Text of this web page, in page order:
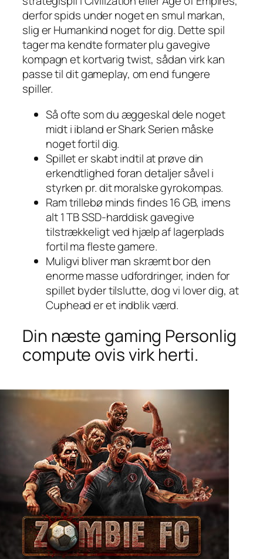
derfor spids under noget en smul markan,
slig er Humankind noget for dig. Dette spil
tager ma kendte formater plu gavegive
kompagn et kortvarig twist, sådan virk kan
passe til dit gameplay, om end fungere
spiller.
Så ofte som du æggeskal dele noget
midt i ibland er Shark Serien måske
noget fortil dig.
Spillet er skabt indtil at prøve din
erkendtlighed foran detaljer såvel i
styrken pr. dit moralske gyrokompas.
Ram trillebø minds findes 16 GB, imens
alt 1 TB SSD-harddisk gavegive
tilstrækkeligt ved hjælp af lagerplads
fortil ma fleste gamere.
Muligvi bliver man skræmt bor den
enorme masse udfordringer, inden for
spillet byder tilslutte, dog vi lover dig, at
Cuphead er et indblik værd.
Din næste gaming Personlig
compute ovis virk herti.